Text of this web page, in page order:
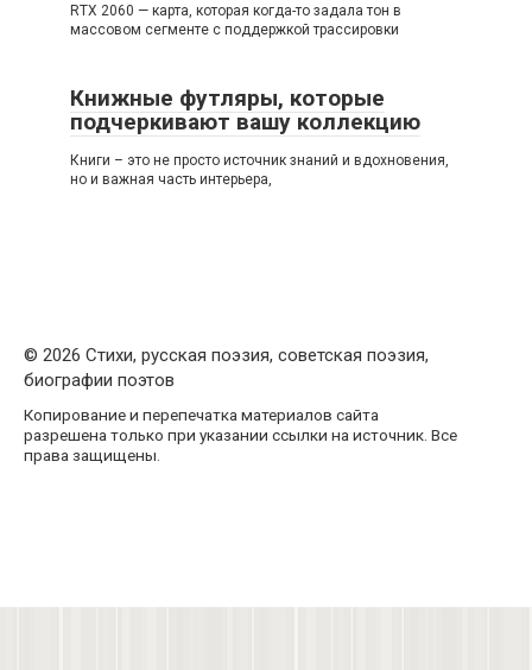
RTX 2060 — карта, которая когда-то задала тон в
массовом сегменте с поддержкой трассировки
Книжные футляры, которые
подчеркивают вашу коллекцию
Книги – это не просто источник знаний и вдохновения,
но и важная часть интерьера,
© 2026 Стихи, русская поэзия, советская поэзия,
биографии поэтов
Копирование и перепечатка материалов сайта
разрешена только при указании ссылки на источник. Все
права защищены.